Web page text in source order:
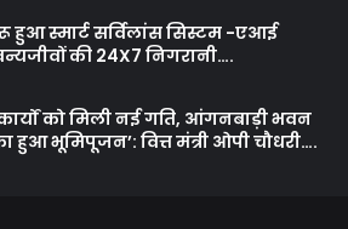
हुआ स्मार्ट सर्विलांस सिस्टम -एआई
की 24X7 निगरानी….
को मिली नई गति, आंगनबाड़ी भवन
भूमिपूजन’: वित्त मंत्री ओपी चौधरी….